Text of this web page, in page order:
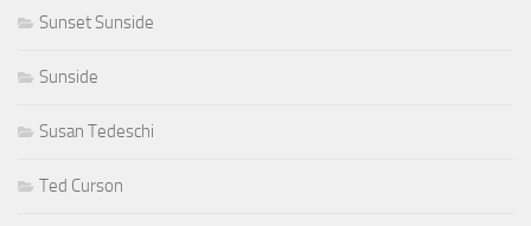
Sunset Sunside
Sunside
Susan Tedeschi
Ted Curson